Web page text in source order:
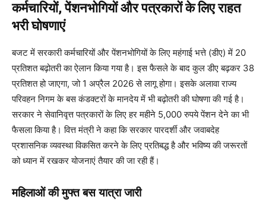
कर्मचारियों, पेंशनभोगियों और पत्रकारों के लिए राहत
भरी घोषणाएं
बजट में सरकारी कर्मचारियों और पेंशनभोगियों के लिए महंगाई भत्ते (डीए) में 20
प्रतिशत बढ़ोतरी का ऐलान किया गया है। इस फैसले के बाद कुल डीए बढ़कर 38
प्रतिशत हो जाएगा, जो 1 अप्रैल 2026 से लागू होगा। इसके अलावा राज्य
परिवहन निगम के बस कंडक्टरों के मानदेय में भी बढ़ोतरी की घोषणा की गई है।
सरकार ने सेवानिवृत्त पत्रकारों के लिए हर महीने 5,000 रुपये पेंशन देने का भी
फैसला किया है। वित्त मंत्री ने कहा कि सरकार पारदर्शी और जवाबदेह
प्रशासनिक व्यवस्था विकसित करने के लिए प्रतिबद्ध है और भविष्य की जरूरतों
को ध्यान में रखकर योजनाएं तैयार की जा रही हैं।
महिलाओं की मुफ्त बस यात्रा जारी